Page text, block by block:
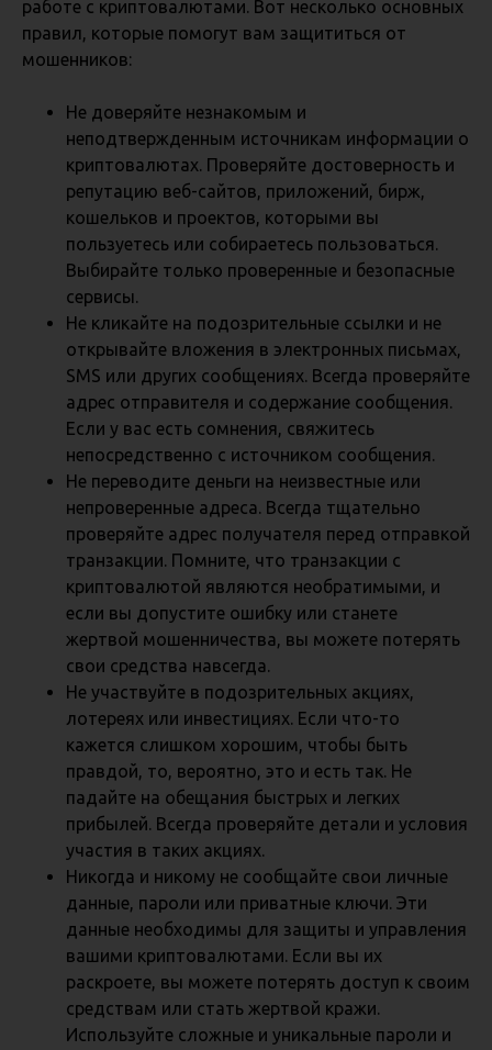
работе с криптовалютами. Вот несколько основных
правил, которые помогут вам защититься от
мошенников:
Не доверяйте незнакомым и
неподтвержденным источникам информации о
криптовалютах. Проверяйте достоверность и
репутацию веб-сайтов, приложений, бирж,
кошельков и проектов, которыми вы
пользуетесь или собираетесь пользоваться.
Выбирайте только проверенные и безопасные
сервисы.
Не кликайте на подозрительные ссылки и не
открывайте вложения в электронных письмах,
SMS или других сообщениях. Всегда проверяйте
адрес отправителя и содержание сообщения.
Если у вас есть сомнения, свяжитесь
непосредственно с источником сообщения.
Не переводите деньги на неизвестные или
непроверенные адреса. Всегда тщательно
проверяйте адрес получателя перед отправкой
транзакции. Помните, что транзакции с
криптовалютой являются необратимыми, и
если вы допустите ошибку или станете
жертвой мошенничества, вы можете потерять
свои средства навсегда.
Не участвуйте в подозрительных акциях,
лотереях или инвестициях. Если что-то
кажется слишком хорошим, чтобы быть
правдой, то, вероятно, это и есть так. Не
падайте на обещания быстрых и легких
прибылей. Всегда проверяйте детали и условия
участия в таких акциях.
Никогда и никому не сообщайте свои личные
данные, пароли или приватные ключи. Эти
данные необходимы для защиты и управления
вашими криптовалютами. Если вы их
раскроете, вы можете потерять доступ к своим
средствам или стать жертвой кражи.
Используйте сложные и уникальные пароли и